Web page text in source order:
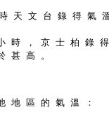
天 文 台 錄 得 氣
時 ， 京 士 柏 錄
甚 高 。
地 區 的 氣 溫 ：